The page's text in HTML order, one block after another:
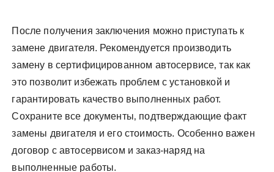
После получения заключения можно приступать к
замене двигателя. Рекомендуется производить
замену в сертифицированном автосервисе‚ так как
это позволит избежать проблем с установкой и
гарантировать качество выполненных работ.
Сохраните все документы‚ подтверждающие факт
замены двигателя и его стоимость. Особенно важен
договор с автосервисом и заказ-наряд на
выполненные работы.